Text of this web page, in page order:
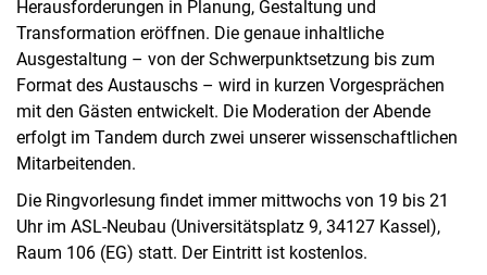
Herausforderungen in Planung, Gestaltung und
Transformation eröffnen. Die genaue inhaltliche
Ausgestaltung – von der Schwerpunktsetzung bis zum
Format des Austauschs – wird in kurzen Vorgesprächen
mit den Gästen entwickelt. Die Moderation der Abende
erfolgt im Tandem durch zwei unserer wissenschaftlichen
Mitarbeitenden.
Die Ringvorlesung findet immer mittwochs von 19 bis 21
Uhr im ASL-Neubau (Universitätsplatz 9, 34127 Kassel),
Raum 106 (EG) statt. Der Eintritt ist kostenlos.